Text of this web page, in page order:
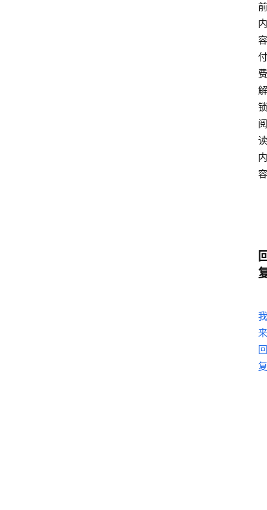
前
内
容
付
费
解
锁
阅
读
内
容
我
来
回
复